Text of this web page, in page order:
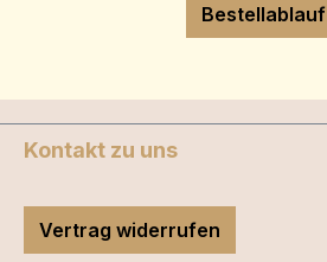
Bestellablauf
Kontakt zu uns
Vertrag widerrufen